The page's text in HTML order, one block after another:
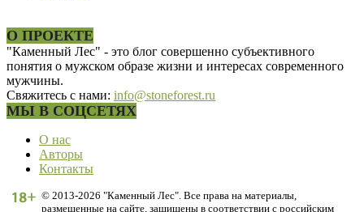
О ПРОЕКТЕ
"Каменный Лес" - это блог совершенно субъективного
понятия о мужском образе жизни и интересах современного
мужчины.
Свяжитесь с нами: info@stoneforest.ru
МЫ В СОЦСЕТЯХ
О нас
Авторы
Контакты
© 2013-2026 "Каменный Лес". Все права на материалы,
размещенные на сайте, защищены в соответствии с российским